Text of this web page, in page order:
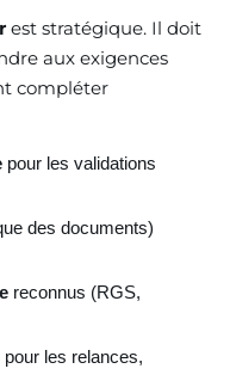
est stratégique. Il doit
aux exigences
compléter
pour les validations
des documents)
reconnus (RGS,
pour les relances,